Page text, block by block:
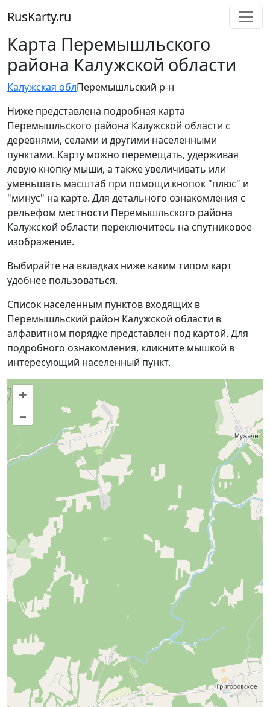
RusKarty.ru
Карта Перемышльского
района Калужской области
Калужская облПеремышльский р-н
Ниже представлена подробная карта
Перемышльского района Калужской области с
деревнями, селами и другими населенными
пунктами. Карту можно перемещать, удерживая
левую кнопку мыши, а также увеличивать или
уменьшать масштаб при помощи кнопок "плюс" и
"минус" на карте. Для детального ознакомления с
рельефом местности Перемышльского района
Калужской области переключитесь на спутниковое
изображение.
Выбирайте на вкладках ниже каким типом карт
удобнее пользоваться.
Список населенным пунктов входящих в
Перемышльский район Калужской области в
алфавитном порядке представлен под картой. Для
подробного ознакомления, кликните мышкой в
интересующий населенный пункт.
+
–